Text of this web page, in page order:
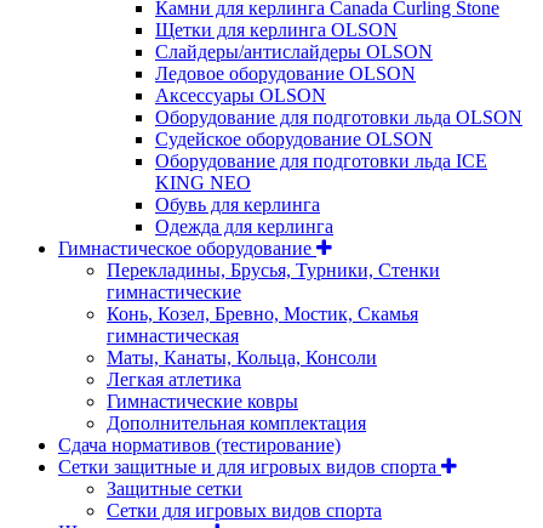
Камни для керлинга Canada Curling Stone
Щетки для керлинга OLSON
Слайдеры/антислайдеры OLSON
Ледовое оборудование OLSON
Аксессуары OLSON
Оборудование для подготовки льда OLSON
Судейское оборудование OLSON
Оборудование для подготовки льда ICE
KING NEO
Обувь для керлинга
Одежда для керлинга
Гимнастическое оборудование
Перекладины, Брусья, Турники, Стенки
гимнастические
Конь, Козел, Бревно, Мостик, Скамья
гимнастическая
Маты, Канаты, Кольца, Консоли
Легкая атлетика
Гимнастические ковры
Дополнительная комплектация
Сдача нормативов (тестирование)
Сетки защитные и для игровых видов спорта
Защитные сетки
Сетки для игровых видов спорта